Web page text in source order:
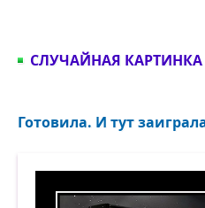
СЛУЧАЙНАЯ КАРТИНКА
Готовила. И тут